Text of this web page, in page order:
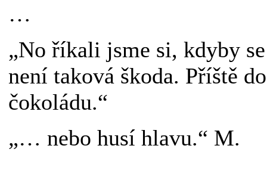
…
„No říkali jsme si, kdyby
není taková škoda. Příště
čokoládu.“
„… nebo husí hlavu.“ M.